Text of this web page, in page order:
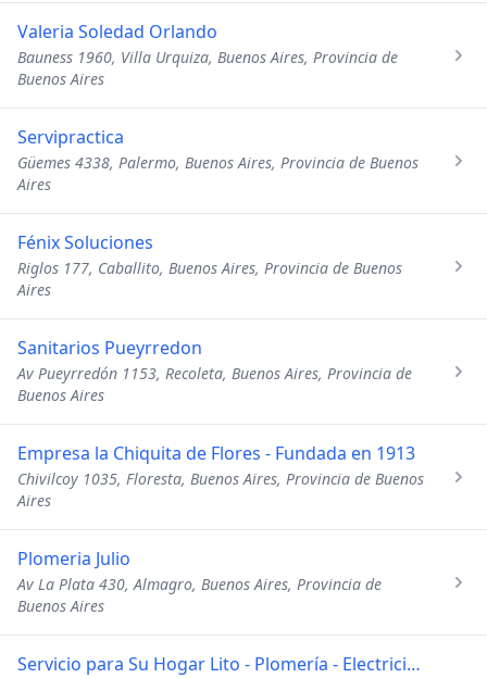
Valeria Soledad Orlando
Bauness 1960, Villa Urquiza, Buenos Aires, Provincia de
Buenos Aires
Servipractica
Güemes 4338, Palermo, Buenos Aires, Provincia de Buenos
Aires
Fénix Soluciones
Riglos 177, Caballito, Buenos Aires, Provincia de Buenos
Aires
Sanitarios Pueyrredon
Av Pueyrredón 1153, Recoleta, Buenos Aires, Provincia de
Buenos Aires
Empresa la Chiquita de Flores - Fundada en 1913
Chivilcoy 1035, Floresta, Buenos Aires, Provincia de Buenos
Aires
Plomeria Julio
Av La Plata 430, Almagro, Buenos Aires, Provincia de
Buenos Aires
Servicio para Su Hogar Lito - Plomería - Electricidad - Albañilería